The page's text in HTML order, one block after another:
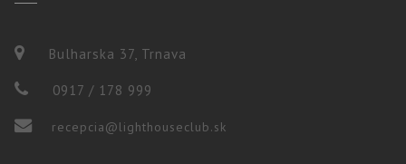
Bulharska 37, Trnava
0917 / 178 999
recepcia@lighthouseclub.sk